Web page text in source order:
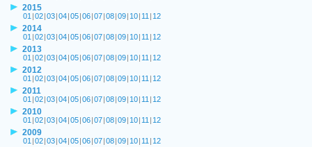
2015
01 |02|03|04|05|06|07|08|09| 10| 11 | 12
2014
01 |02|03|04|05|06|07|08|09| 10| 11 | 12
2013
01 |02|03|04|05|06|07|08|09| 10| 11 | 12
2012
01 |02|03|04|05|06|07|08|09| 10| 11 | 12
2011
01 |02|03|04|05|06|07|08|09| 10| 11 | 12
2010
01 |02|03|04|05|06|07|08|09| 10| 11 | 12
2009
01 |02|03|04|05|06|07|08|09| 10| 11 | 12